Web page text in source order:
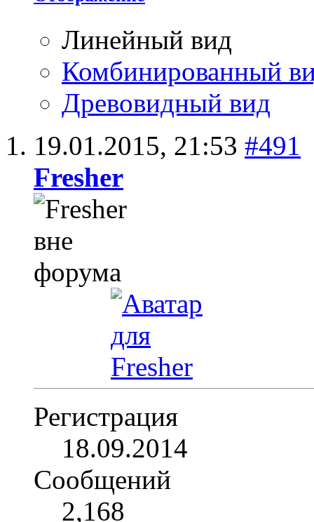
Линейный вид
Комбинированный
Древовидный вид
19.01.2015, 21:53 #491
Fresher
Регистрация
18.09.2014
Сообщений
2,168